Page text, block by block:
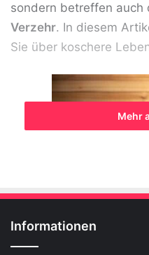
sondern betreffen auch
Verzehr. In diesem
Sie über koschere
Mehr
Informationen